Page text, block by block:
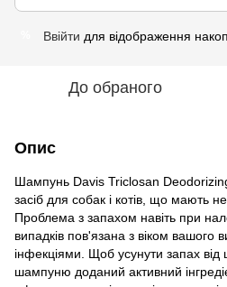
Ввійти для відображення
До обраного
Опис
Шампунь Davis Triclosan
засіб для собак і котів, що мають
Проблема з запахом навіть при
випадків пов'язана з віком вашого
інфекціями. Щоб усунути запах від
шампуню доданий активний